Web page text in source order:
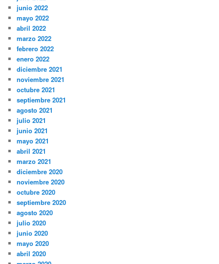
junio 2022
mayo 2022
abril 2022
marzo 2022
febrero 2022
enero 2022
diciembre 2021
noviembre 2021
octubre 2021
septiembre 2021
agosto 2021
julio 2021
junio 2021
mayo 2021
abril 2021
marzo 2021
diciembre 2020
noviembre 2020
octubre 2020
septiembre 2020
agosto 2020
julio 2020
junio 2020
mayo 2020
abril 2020